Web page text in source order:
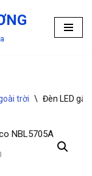
trời \ Đèn LED